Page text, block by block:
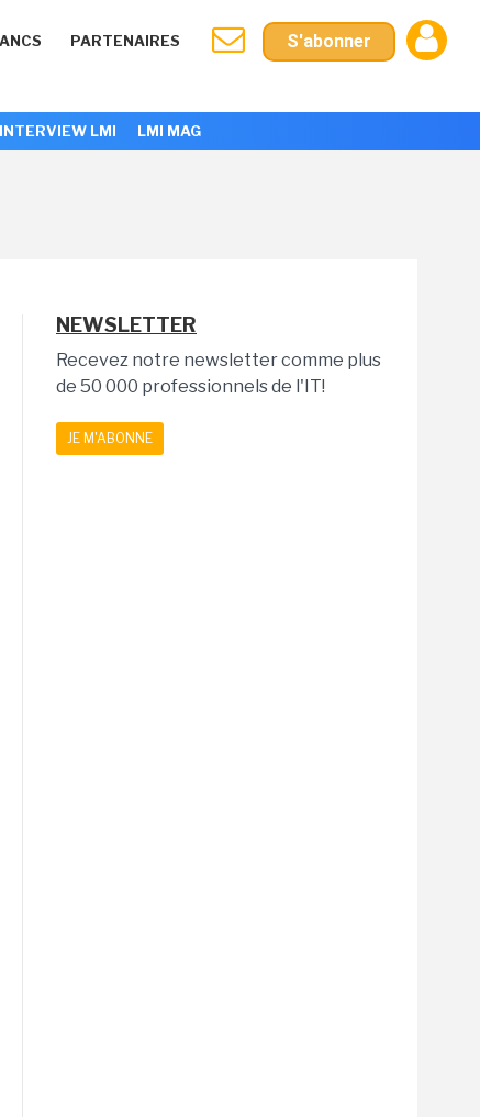
PARTENAIRES S'abonner
INTERVIEW LMI LMI MAG
NEWSLETTER
Recevez notre newsletter comme plus
de 50 000 professionnels de l'IT!
JE M'ABONNE